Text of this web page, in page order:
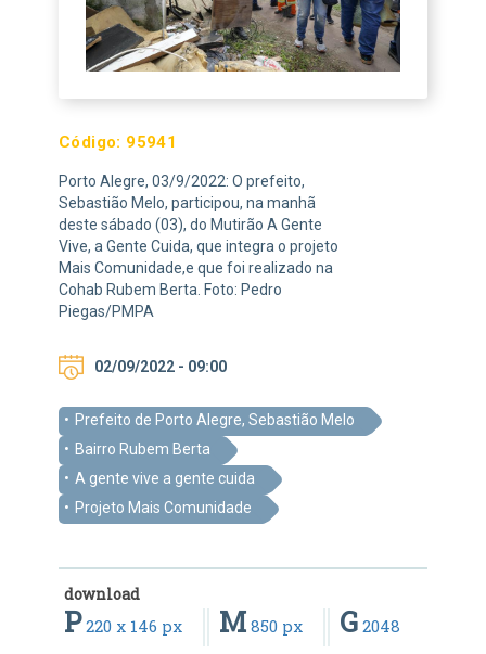
Código: 95941
Porto Alegre, 03/9/2022: O prefeito,
Sebastião Melo, participou, na manhã
deste sábado (03), do Mutirão A Gente
Vive, a Gente Cuida, que integra o projeto
Mais Comunidade,e que foi realizado na
Cohab Rubem Berta. Foto: Pedro
Piegas/PMPA
02/09/2022 - 09:00
Prefeito de Porto Alegre, Sebastião Melo
Bairro Rubem Berta
A gente vive a gente cuida
Projeto Mais Comunidade
download
P220 x 146 px M 850 px G 2048